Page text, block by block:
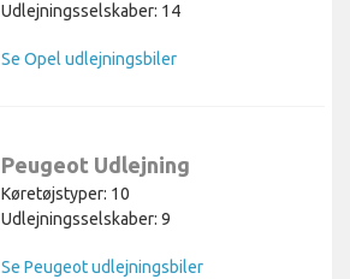
Udlejningsselskaber: 14
Se Opel udlejningsbiler
Peugeot Udlejning
Køretøjstyper: 10
Udlejningsselskaber: 9
Se Peugeot udlejningsbiler